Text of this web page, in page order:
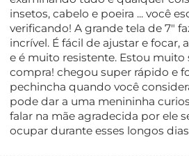
insetos, cabelo e poeira ... você
verificando! A grande tela de 7"
incrível. É fácil de ajustar e focar,
e é muito resistente. Estou muito
compra! chegou super rápido e
pechincha quando você
pode dar a uma menininha
falar na mãe agradecida por ele
ocupar durante esses longos